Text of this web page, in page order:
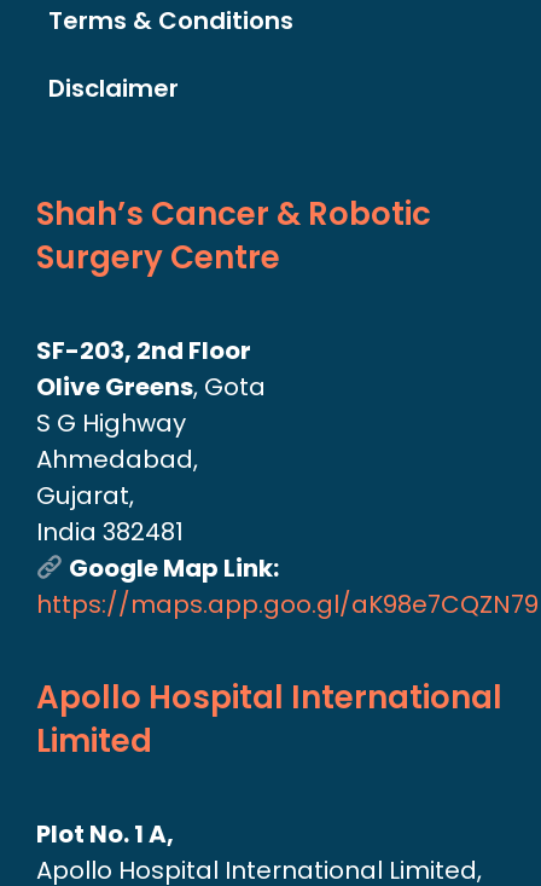
Terms & Conditions
Disclaimer
Shah’s Cancer & Robotic
Surgery Centre
SF-203, 2nd Floor
Olive Greens, Gota
S G Highway
Ahmedabad,
Gujarat,
India 382481
Google Map Link:
https://maps.app.goo.gl/
Apollo Hospital International
Limited
Plot No. 1 A,
Apollo Hospital International Limited,